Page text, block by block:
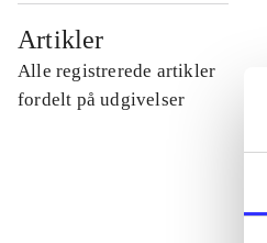
Artikler
Alle registrerede artikler
fordelt på udgivelser